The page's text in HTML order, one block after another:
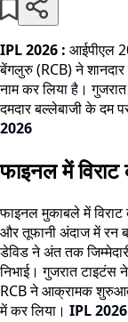
IPL 2026 : आईपीएल
बेंगलुरु (RCB) ने
नाम कर लियाहै ।
दमदार बल्लेबाजी के दम
2026
फाइनल में
फाइनल मुकाबले में
और तूफानी अंदाज में रन
डेविड ने अंत तक
निभाई। गुजरात
RCB ने आक्रामक
में कर लिया। IPL 2026